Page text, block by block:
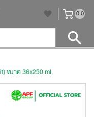
00
ขนาด 36x250 ml.